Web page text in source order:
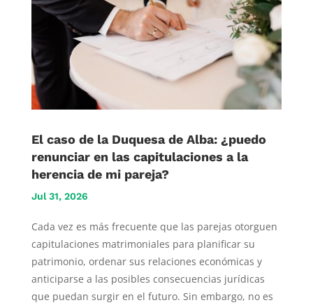
El caso de la Duquesa de Alba: ¿puedo
renunciar en las capitulaciones a la
herencia de mi pareja?
Jul 31, 2026
Cada vez es más frecuente que las parejas otorguen
capitulaciones matrimoniales para planificar su
patrimonio, ordenar sus relaciones económicas y
anticiparse a las posibles consecuencias jurídicas
que puedan surgir en el futuro. Sin embargo, no es